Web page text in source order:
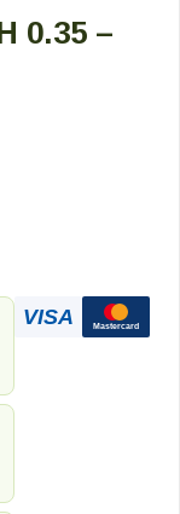
–
VISA Mastercard